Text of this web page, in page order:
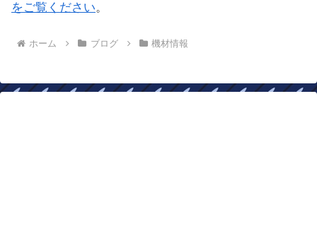
をご覧ください。
ホーム ブログ 機材情報